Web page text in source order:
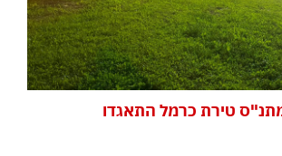
טירת כרמל התאגדו